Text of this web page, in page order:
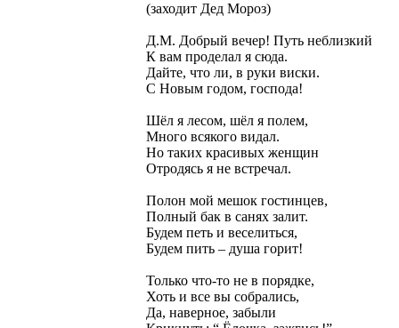
(заходит Дед Мороз)
Д.М. Добрый вечер! Путь неблизкий
К вам проделал я сюда.
Дайте, что ли, в руки виски.
С Новым годом, господа!
Шёл я лесом, шёл я полем,
Много всякого видал.
Но таких красивых женщин
Отродясь я не встречал.
Полон мой мешок гостинцев,
Полный бак в санях залит.
Будем петь и веселиться,
Будем пить – душа горит!
Только что-то не в порядке,
Хоть и все вы собрались,
Да, наверное, забыли